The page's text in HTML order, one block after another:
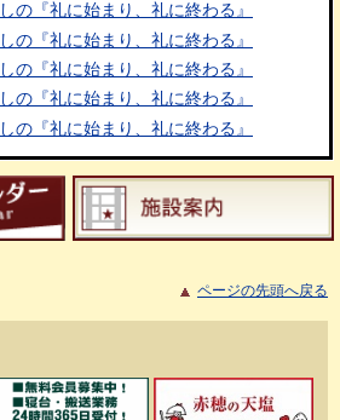
の『礼に始まり、礼に終わる』
の『礼に始まり、礼に終わる』
の『礼に始まり、礼に終わる』
の『礼に始まり、礼に終わる』
の『礼に始まり、礼に終わる』
ページの先頭へ戻る